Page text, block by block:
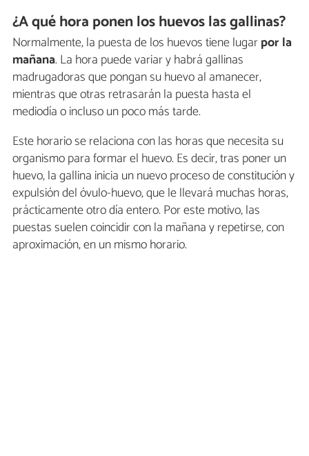
¿A qué hora ponen los huevos las gallinas?
Normalmente, la puesta de los huevos tiene lugarpor la
mañana. La hora puede variar y habrá gallinas
madrugadoras que pongan su huevo al amanecer,
mientras que otras retrasarán la puesta hasta el
mediodía o incluso un poco más tarde.
Este horario se relaciona con las horas que necesita su
organismo para formar el huevo. Es decir, tras poner un
huevo, la gallina inicia un nuevo proceso de constitución y
expulsión del óvulo-huevo, que le llevará muchas horas,
prácticamente otro día entero. Por este motivo, las
puestas suelen coincidir con la mañana y repetirse, con
aproximación, en un mismo horario.